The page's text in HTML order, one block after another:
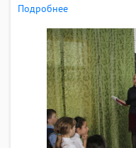
Подробнее